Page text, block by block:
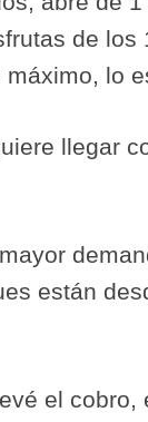
de los
lo
llegar
están
el